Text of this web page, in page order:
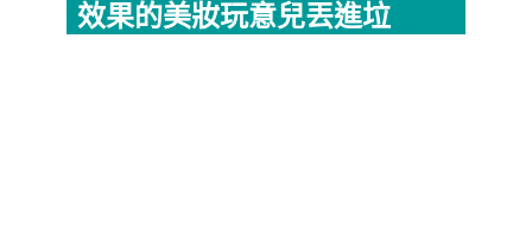
效果的美妝玩意兒丟進垃